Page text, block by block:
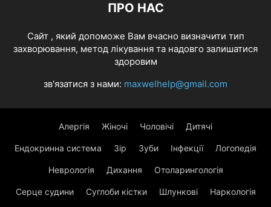
ПРО НАС
Cайт , який допоможе Вам вчасно визначити тип
захворювання, метод лікування та надовго залишатися
здоровим
зв'язатися з нами: maxwelhelp@gmail.com
Алергія Жіночі Чоловічі Дитячі
Ендокринна система Зір Зуби Інфекції Логопедія
Неврологія Дихання Отоларингологія
Серце судини Суглоби кістки Шлункові Наркологія